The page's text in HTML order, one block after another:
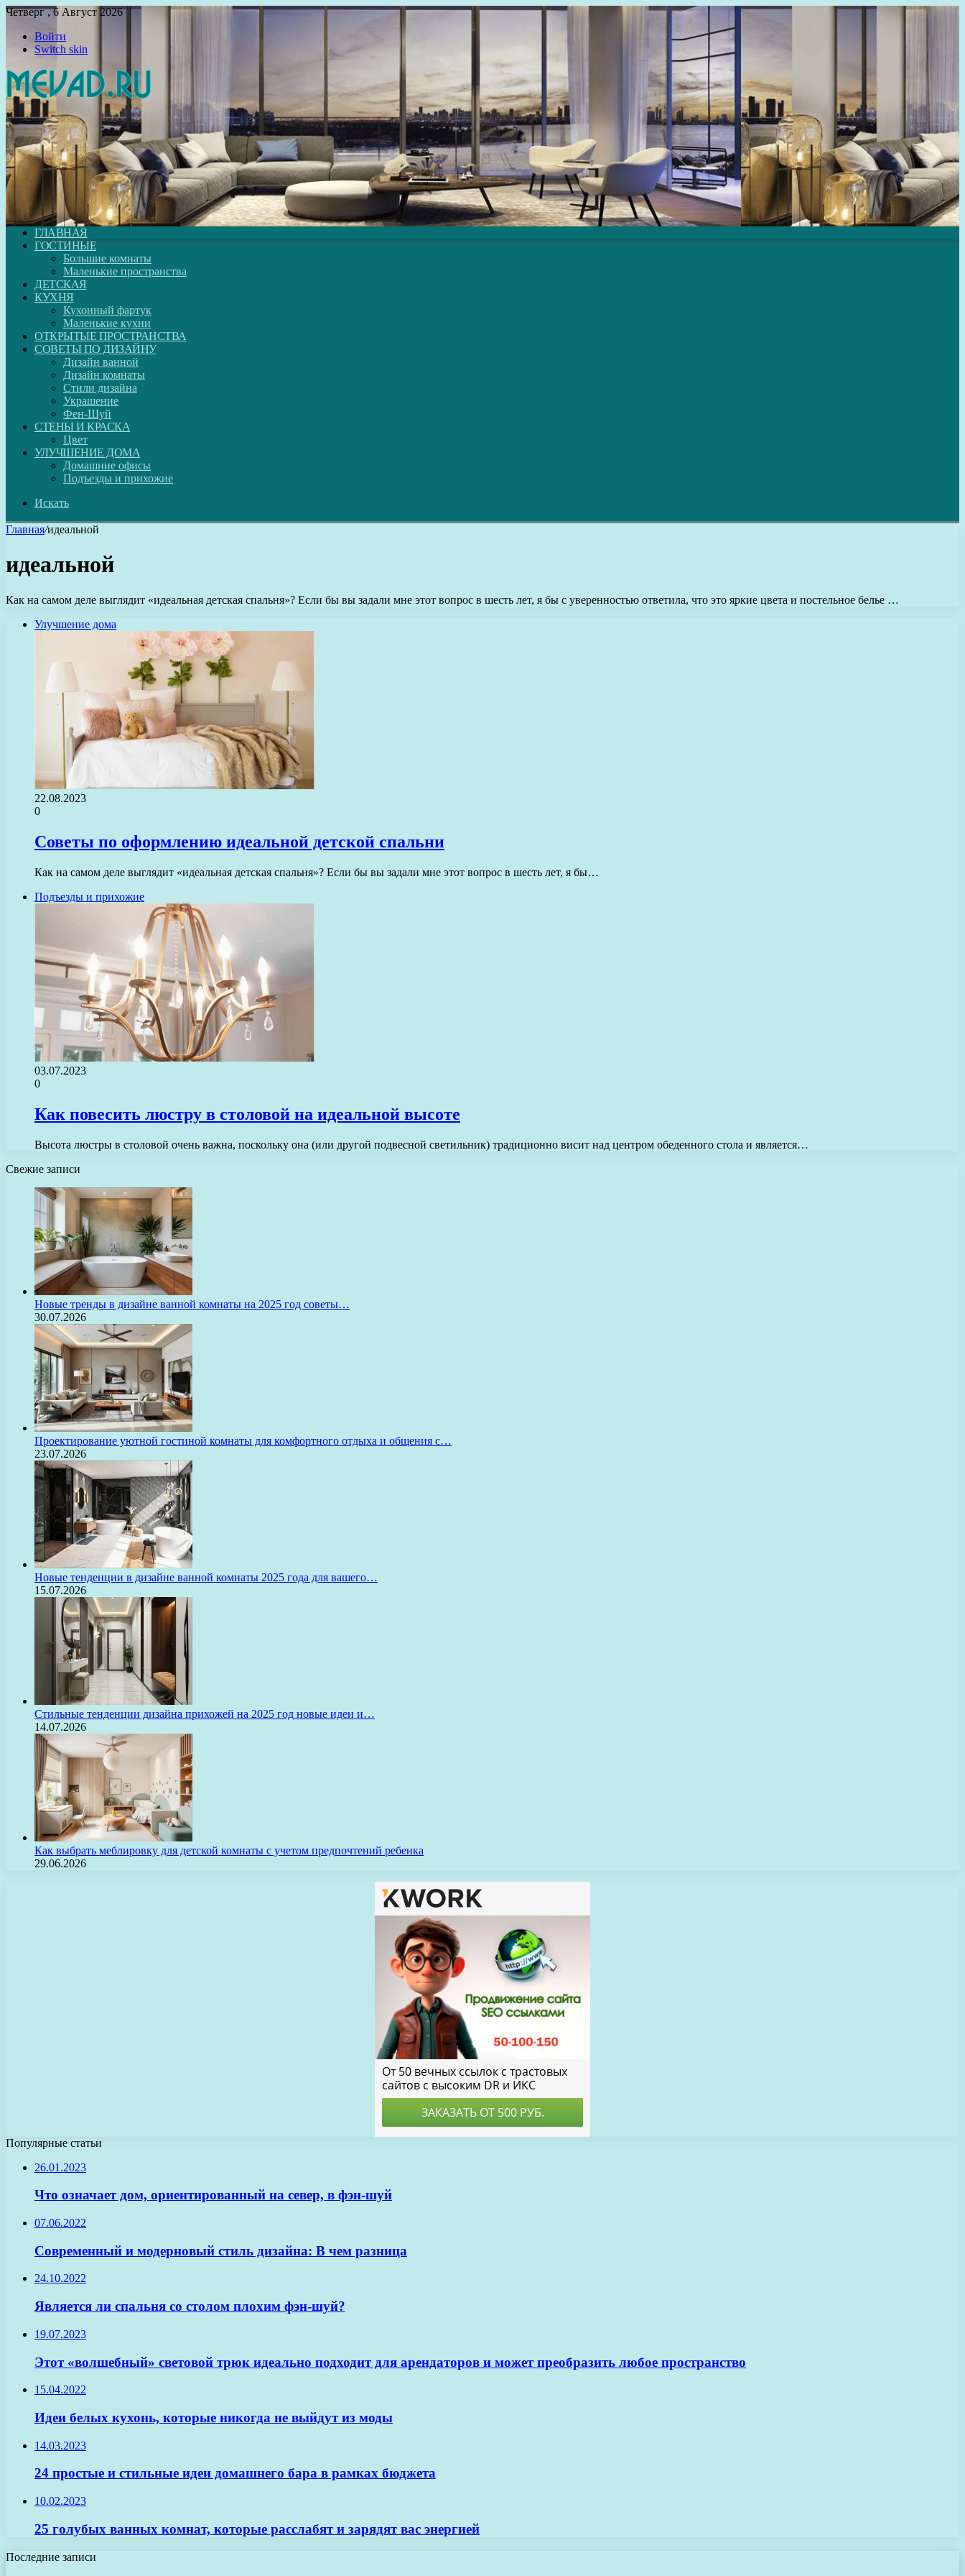
Четверг , 6 Август 2026
Войти
Switch skin
ГЛАВНАЯ
ГОСТИНЫЕ
Большие комнаты
Маленькие пространства
ДЕТСКАЯ
КУХНЯ
Кухонный фартук
Маленькие кухни
ОТКРЫТЫЕ ПРОСТРАНСТВА
СОВЕТЫ ПО ДИЗАЙНУ
Дизайн ванной
Дизайн комнаты
Стили дизайна
Украшение
Фен-Шуй
СТЕНЫ И КРАСКА
Цвет
УЛУЧШЕНИЕ ДОМА
Домашние офисы
Подъезды и прихожие
Искать
Главная/идеальной
идеальной
Как на самом деле выглядит «идеальная детская спальня»? Если бы вы задали мне этот вопрос в шесть лет, я бы с уверенностью ответила, что это яркие цвета и постельное белье …
Улучшение дома
22.08.2023
0
Советы по оформлению идеальной детской спальни
Как на самом деле выглядит «идеальная детская спальня»? Если бы вы задали мне этот вопрос в шесть лет, я бы…
Подъезды и прихожие
03.07.2023
0
Как повесить люстру в столовой на идеальной высоте
Высота люстры в столовой очень важна, поскольку она (или другой подвесной светильник) традиционно висит над центром обеденного стола и является…
Свежие записи
Новые тренды в дизайне ванной комнаты на 2025 год советы…
30.07.2026
Проектирование уютной гостиной комнаты для комфортного отдыха и общения с…
23.07.2026
Новые тенденции в дизайне ванной комнаты 2025 года для вашего…
15.07.2026
Стильные тенденции дизайна прихожей на 2025 год новые идеи и…
14.07.2026
Как выбрать меблировку для детской комнаты с учетом предпочтений ребенка
29.06.2026
Популярные статьи
26.01.2023
Что означает дом, ориентированный на север, в фэн-шуй
07.06.2022
Современный и модерновый стиль дизайна: В чем разница
24.10.2022
Является ли спальня со столом плохим фэн-шуй?
19.07.2023
Этот «волшебный» световой трюк идеально подходит для арендаторов и может преобразить любое пространство
15.04.2022
Идеи белых кухонь, которые никогда не выйдут из моды
14.03.2023
24 простые и стильные идеи домашнего бара в рамках бюджета
10.02.2023
25 голубых ванных комнат, которые расслабят и зарядят вас энергией
Последние записи